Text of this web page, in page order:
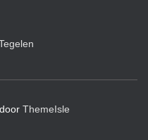
ThemeIsle